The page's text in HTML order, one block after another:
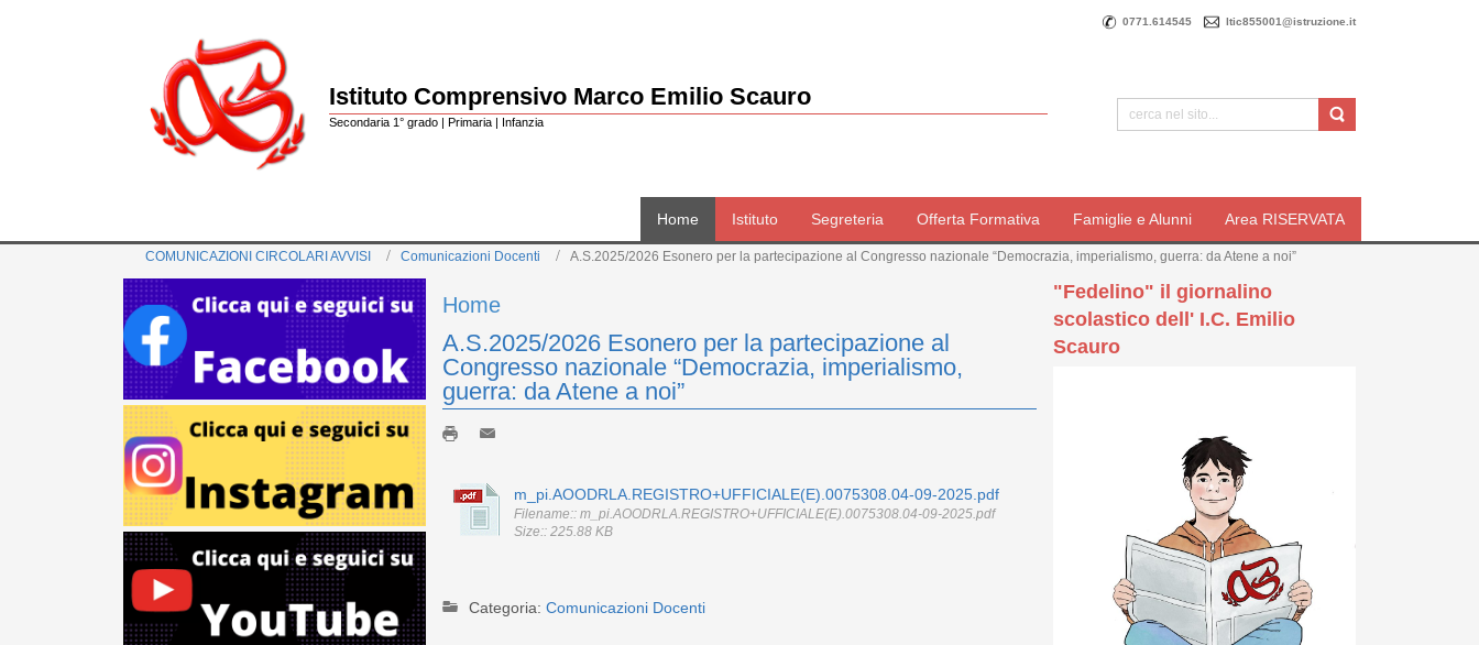
0771.614545 ltic855001@istruzione.it
Istituto Comprensivo Marco Emilio Scauro
Secondaria 1° grado | Primaria | Infanzia
Home Istituto Segreteria Offerta Formativa Famiglie e Alunni Area RISERVATA
COMUNICAZIONI CIRCOLARI AVVISI Comunicazioni Docenti A.S.2025/2026 Esonero per la partecipazione al Congresso nazionale “Democrazia, imperialismo, guerra: da Atene a noi”
Home
A.S.2025/2026 Esonero per la partecipazione al
Congresso nazionale “Democrazia, imperialismo,
guerra: da Atene a noi”
m_pi.AOODRLA.REGISTRO+UFFICIALE(E).0075308.04-09-2025.pdf
Filename:: m_pi.AOODRLA.REGISTRO+UFFICIALE(E).0075308.04-09-2025.pdf
Size:: 225.88 KB
Categoria: Comunicazioni Docenti
"Fedelino" il giornalino
scolastico dell' I.C. Emilio
Scauro